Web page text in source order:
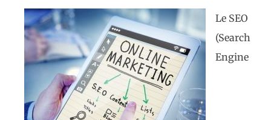
Le SEO
(Search
Engine